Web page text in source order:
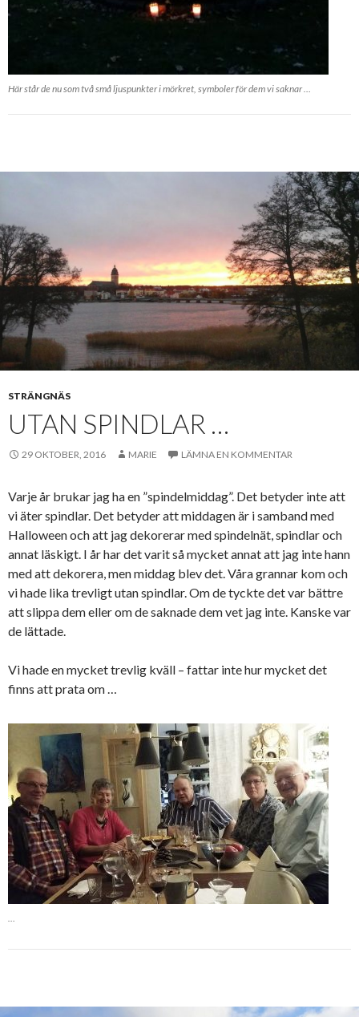
Här står de nu som två små ljuspunkter i mörkret, symboler för dem vi saknar …
STRÄNGNÄS
UTAN SPINDLAR …
29 OKTOBER, 2016 MARIE LÄMNA EN KOMMENTAR
Varje år brukar jag ha en ”spindelmiddag”. Det betyder inte att
vi äter spindlar. Det betyder att middagen är i samband med
Halloween och att jag dekorerar med spindelnät, spindlar och
annat läskigt. I år har det varit så mycket annat att jag inte hann
med att dekorera, men middag blev det. Våra grannar kom och
vi hade lika trevligt utan spindlar. Om de tyckte det var bättre
att slippa dem eller om de saknade dem vet jag inte. Kanske var
de lättade.
Vi hade en mycket trevlig kväll – fattar inte hur mycket det
finns att prata om …
…